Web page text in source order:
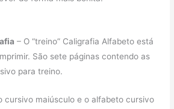
– O “treino” Caligrafia Alfabeto está
São sete páginas contendo as
para treino.
cursivo maiúsculo e o alfabeto cursivo